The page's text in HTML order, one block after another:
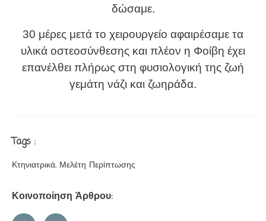
δώσαμε.
30 μέρες μετά το χειρουργείο αφαιρέσαμε τα
υλικά οστεοσύνθεσης και πλέον η Φοίβη έχει
επανέλθει πλήρως στη φυσιολογική της ζωή
γεμάτη νάζι και ζωηράδα.
Tags :
Κτηνιατρικά, Μελέτη Περίπτωσης
Κοινοποίηση Άρθρου: